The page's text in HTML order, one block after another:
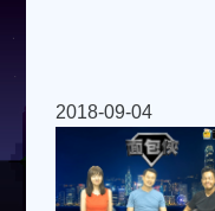
2018-09-04